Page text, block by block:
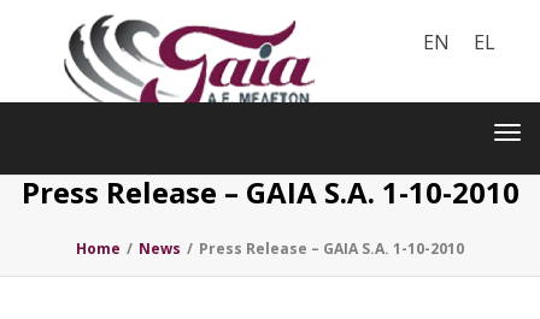
EN EL
Press Release – GAIA S.A. 1-10-2010
Home / News / Press Release – GAIA S.A. 1-10-2010